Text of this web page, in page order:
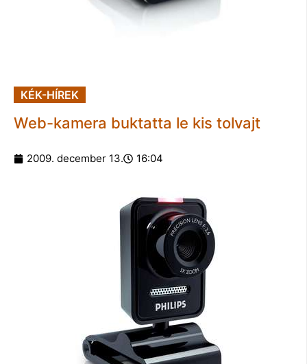
KÉK-HÍREK
Web-kamera buktatta le kis tolvajt
2009. december 13. 16:04